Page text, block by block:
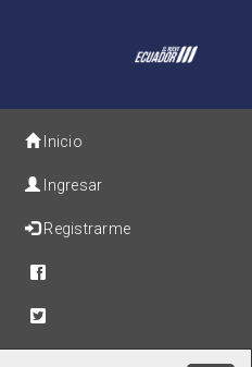
Inicio
Ingresar
Registrarme